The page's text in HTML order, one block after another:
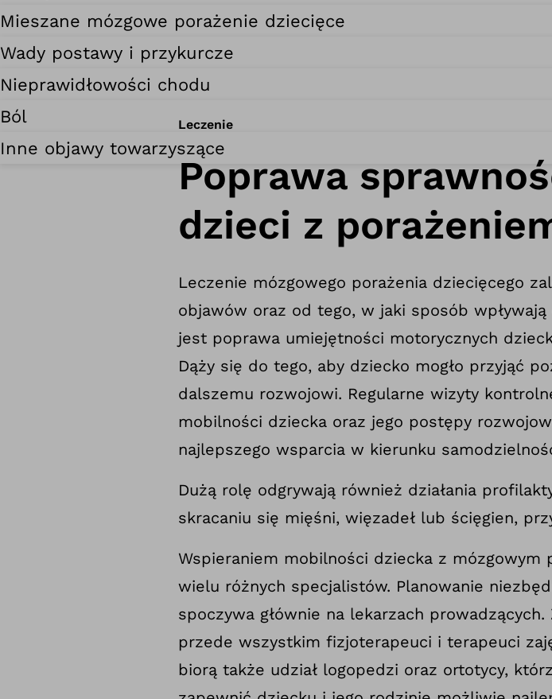
Mieszane mózgowe porażenie dziecięce
Wady postawy i przykurcze
Nieprawidłowości chodu
Ból
Inne objawy towarzyszące
Leczenie
Poprawa
dzieci z
Leczenie mózgowego porażenia dziecięcego
objawów oraz od tego, w jaki sposób
jest poprawa umiejętności motorycznych
Dąży się do tego, aby dziecko mogło przyjąć
dalszemu rozwojowi. Regularne wizyty
mobilności dziecka oraz jego postępy
najlepszego wsparcia w kierunku
Dużą rolę odgrywają również działania
skracaniu się mięśni, więzadeł lub ścięgien,
Wspieraniem mobilności dziecka z mózgowym
wielu różnych specjalistów. Planowanie
spoczywa głównie na lekarzach
przede wszystkim fizjoterapeuci i terapeuci
biorą także udział logopedzi oraz ortotycy,